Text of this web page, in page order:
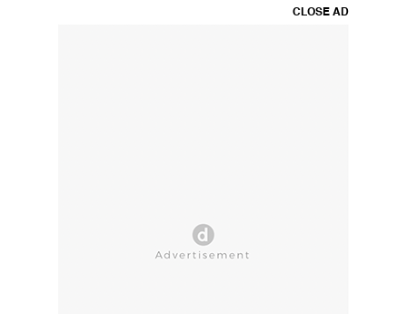
CLOSE AD